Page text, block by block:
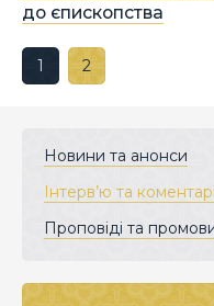
до єпископства
1 2
Новини та анонси
Інтерв’ю та коментарі
Проповіді та